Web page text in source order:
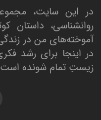
در این سایت،
روانشناسی، داستان
آموخته‌های من در
در اینجا برای رشد
زیستِ تمام شونده